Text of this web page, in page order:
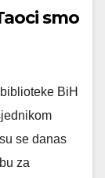
smo
BiH
se danas
za